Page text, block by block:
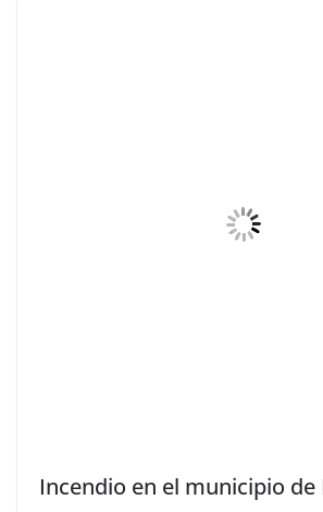
Incendio en el municipio de